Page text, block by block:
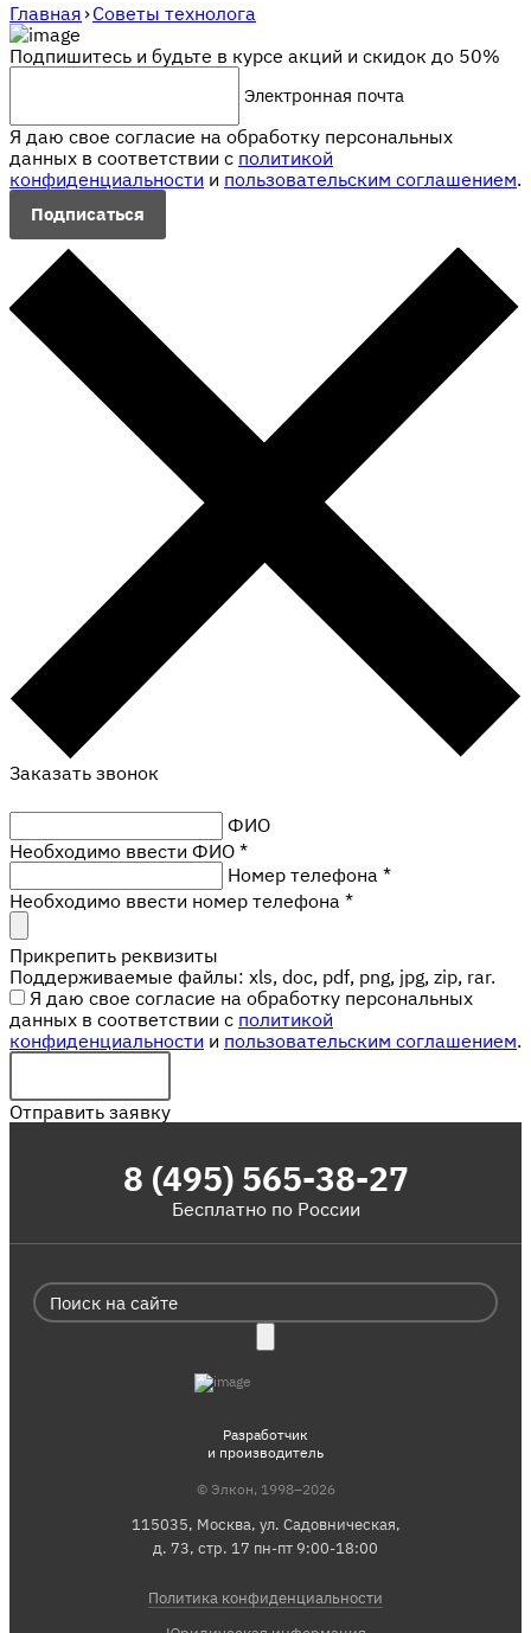
Главная ›Советы технолога
Подпишитесь и будьте в курсе акций и скидок до 50%
Электронная почта
Я даю свое согласие на обработку персональных
данных в соответствии с политикой
конфиденциальности и пользовательским соглашением.
Заказать звонок
ФИО
Необходимо ввести ФИО *
Номер телефона *
Необходимо ввести номер телефона *
Прикрепить реквизиты
Поддерживаемые файлы: xls, doc, pdf, png, jpg, zip, rar.
Я даю свое согласие на обработку персональных
данных в соответствии с политикой
конфиденциальности и пользовательским соглашением.
Отправить заявку
8 (495) 565-38-27
Бесплатно по России
Разработчик
и производитель
© Элкон, 1998–2026
Политика конфиденциальности
115035, Москва, ул. Садовническая,
д. 73, стр. 17 пн-пт 9:00-18:00